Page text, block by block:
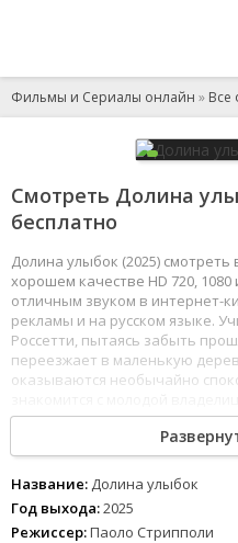
Фильмы и Сериалы онлайн » Все
Смотреть Долина
бесплатно
Долина улыбок (2025)
хорошем качестве HD 720,
отличным звуком в интернет-
рекламы и на русском языке.
Россетти, пытаясь забыть
переезжает в маленькую
оказываются необычайно
Заметив его печаль, девушка
деревне каждую неделю
освободиться от собственной
собираются и обнимают
ангелом Ремиса.
1 23 45 678
Название: Долина улыбок
Год выхода:2025
Режиссер:Паоло Стрипполи